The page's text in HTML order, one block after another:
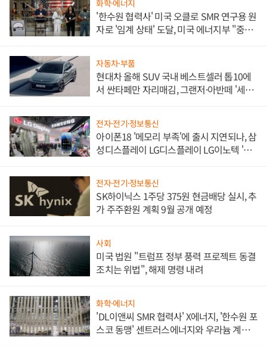
화학·에너지
'한수원 협력사' 미국 오클로 SMR 연구용 원
자로 '임계 상태' 도달, 미국 에너지부 "중요
자동차·부품
현대차 올해 SUV 국내 베스트셀러 톱10에
서 싼타페만 자리매김, 그랜저·아반떼 '세단
전자·전기·정보통신
아이폰18 '메모리 부족'에 출시 지연되나, 삼
성디스플레이 LG디스플레이 LG이노텍 '탈
전자·전기·정보통신
SK하이닉스 1주당 375원 현금배당 실시, 추
가 주주환원 계획 9월 공개 예정
사회
미국 법원 "트럼프 정부 풍력 프로젝트 동결
조치는 위법", 해제 명령 내려
화학·에너지
'DL이앤씨 SMR 협력사' X에너지, '한수원 포
스코 동맹' 센트러스에너지와 우라늄 계약